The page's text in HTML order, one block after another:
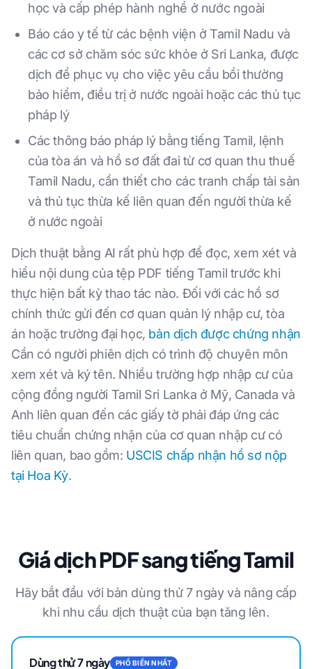
học và cấp phép hành nghề ở nước ngoài
Báo cáo y tế từ các bệnh viện ở Tamil Nadu và
các cơ sở chăm sóc sức khỏe ở Sri Lanka, được
dịch để phục vụ cho việc yêu cầu bồi thường
bảo hiểm, điều trị ở nước ngoài hoặc các thủ tục
pháp lý
Các thông báo pháp lý bằng tiếng Tamil, lệnh
của tòa án và hồ sơ đất đai từ cơ quan thu thuế
Tamil Nadu, cần thiết cho các tranh chấp tài sản
và thủ tục thừa kế liên quan đến người thừa kế
ở nước ngoài
Dịch thuật bằng AI rất phù hợp để đọc, xem xét và
hiểu nội dung của tệp PDF tiếng Tamil trước khi
thực hiện bất kỳ thao tác nào. Đối với các hồ sơ
chính thức gửi đến cơ quan quản lý nhập cư, tòa
án hoặc trường đại học, bản dịch được chứng nhận
Cần có người phiên dịch có trình độ chuyên môn
xem xét và ký tên. Nhiều trường hợp nhập cư của
cộng đồng người Tamil Sri Lanka ở Mỹ, Canada và
Anh liên quan đến các giấy tờ phải đáp ứng các
tiêu chuẩn chứng nhận của cơ quan nhập cư có
liên quan, bao gồm: USCIS chấp nhận hồ sơ nộp
tại Hoa Kỳ.
Giá dịch PDF sang tiếng Tamil
Hãy bắt đầu với bản dùng thử 7 ngày và nâng cấp
khi nhu cầu dịch thuật của bạn tăng lên.
Dùng thử 7 ngày PHỔ BIẾN NHẤT